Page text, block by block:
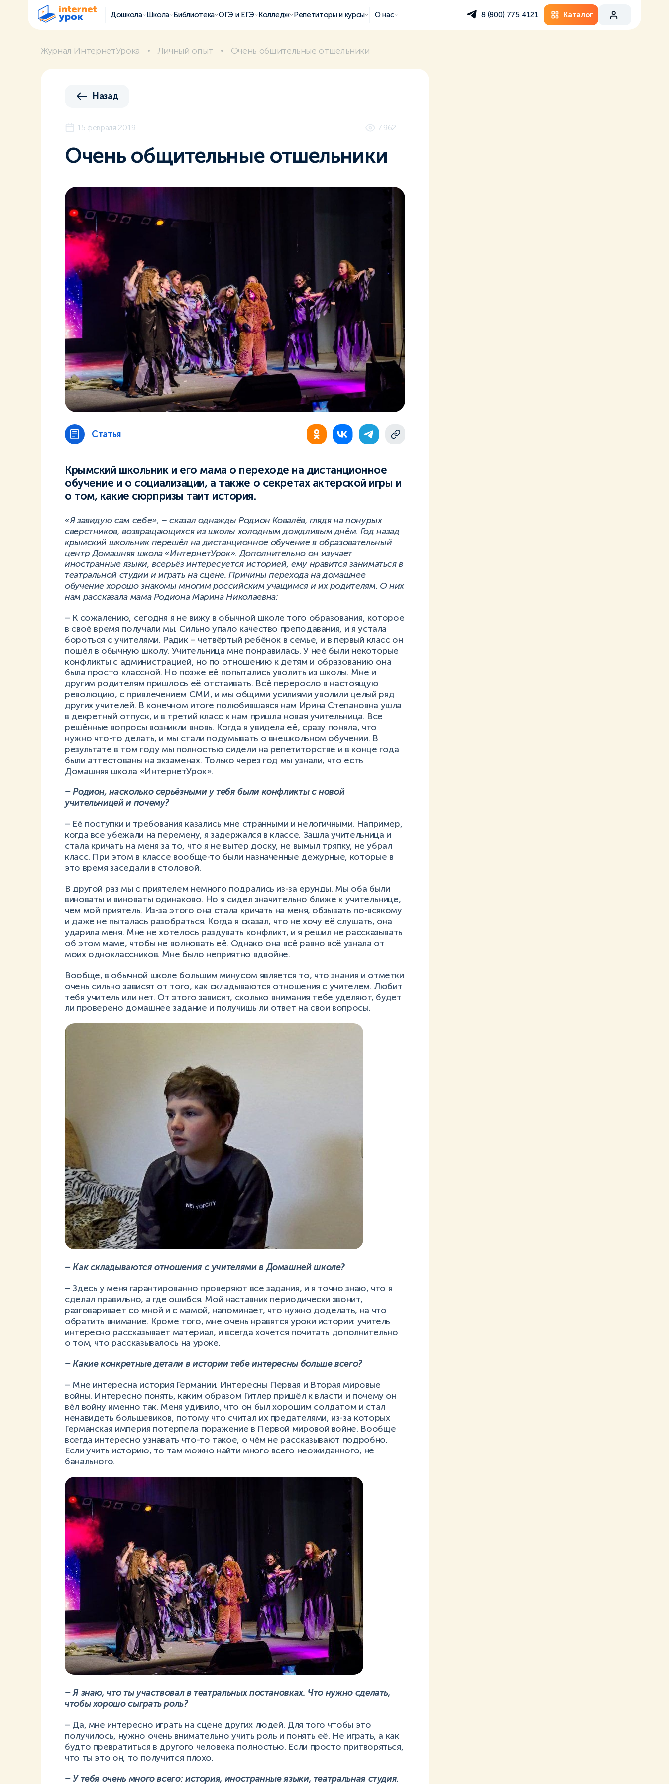
Дошкола Школа Библиотека ОГЭ и ЕГЭ Колледж Репетиторы и курсы О нас 8 (800) 775 4121 Каталог
Журнал ИнтернетУрока Личный опыт Очень общительные отшельники
Назад
15 февраля 2019 7 962
Очень общительные отшельники
Статья
Крымский школьник и его мама о переходе на дистанционное
обучение и о социализации, а также о секретах актерской игры и
о том, какие сюрпризы таит история.
«Я завидую сам себе», – сказал однажды Родион Ковалёв, глядя на понурых
сверстников, возвращающихся из школы холодным дождливым днём. Год назад
крымский школьник перешёл на дистанционное обучение в образовательный
центр Домашняя школа «ИнтернетУрок». Дополнительно он изучает
иностранные языки, всерьёз интересуется историей, ему нравится заниматься в
театральной студии и играть на сцене. Причины перехода на домашнее
обучение хорошо знакомы многим российским учащимся и их родителям. О них
нам рассказала мама Родиона Марина Николаевна:
– К сожалению, сегодня я не вижу в обычной школе того образования, которое
в своё время получали мы. Сильно упало качество преподавания, и я устала
бороться с учителями. Радик – четвёртый ребёнок в семье, и в первый класс он
пошёл в обычную школу. Учительница мне понравилась. У неё были некоторые
конфликты с администрацией, но по отношению к детям и образованию она
была просто классной. Но позже её попытались уволить из школы. Мне и
другим родителям пришлось её отстаивать. Всё переросло в настоящую
революцию, с привлечением СМИ, и мы общими усилиями уволили целый ряд
других учителей. В конечном итоге полюбившаяся нам Ирина Степановна ушла
в декретный отпуск, и в третий класс к нам пришла новая учительница. Все
решённые вопросы возникли вновь. Когда я увидела её, сразу поняла, что
нужно что-то делать, и мы стали подумывать о внешкольном обучении. В
результате в том году мы полностью сидели на репетиторстве и в конце года
были аттестованы на экзаменах. Только через год мы узнали, что есть
Домашняя школа «ИнтернетУрок».
– Родион, насколько серьёзными у тебя были конфликты с новой
учительницей и почему?
– Её поступки и требования казались мне странными и нелогичными. Например,
когда все убежали на перемену, я задержался в классе. Зашла учительница и
стала кричать на меня за то, что я не вытер доску, не вымыл тряпку, не убрал
класс. При этом в классе вообще-то были назначенные дежурные, которые в
это время заседали в столовой.
В другой раз мы с приятелем немного подрались из-за ерунды. Мы оба были
виноваты и виноваты одинаково. Но я сидел значительно ближе к учительнице,
чем мой приятель. Из-за этого она стала кричать на меня, обзывать по-всякому
и даже не пыталась разобраться. Когда я сказал, что не хочу её слушать, она
ударила меня. Мне не хотелось раздувать конфликт, и я решил не рассказывать
об этом маме, чтобы не волновать её. Однако она всё равно всё узнала от
моих одноклассников. Мне было неприятно вдвойне.
Вообще, в обычной школе большим минусом является то, что знания и отметки
очень сильно зависят от того, как складываются отношения с учителем. Любит
тебя учитель или нет. От этого зависит, сколько внимания тебе уделяют, будет
ли проверено домашнее задание и получишь ли ответ на свои вопросы.
– Как складываются отношения с учителями в Домашней школе?
– Здесь у меня гарантированно проверяют все задания, и я точно знаю, что я
сделал правильно, а где ошибся. Мой наставник периодически звонит,
разговаривает со мной и с мамой, напоминает, что нужно доделать, на что
обратить внимание. Кроме того, мне очень нравятся уроки истории: учитель
интересно рассказывает материал, и всегда хочется почитать дополнительно
о том, что рассказывалось на уроке.
– Какие конкретные детали в истории тебе интересны больше всего?
– Мне интересна история Германии. Интересны Первая и Вторая мировые
войны. Интересно понять, каким образом Гитлер пришёл к власти и почему он
вёл войну именно так. Меня удивило, что он был хорошим солдатом и стал
ненавидеть большевиков, потому что считал их предателями, из-за которых
Германская империя потерпела поражение в Первой мировой войне. Вообще
всегда интересно узнавать что-то такое, о чём не рассказывают подробно.
Если учить историю, то там можно найти много всего неожиданного, не
банального.
– Я знаю, что ты участвовал в театральных постановках. Что нужно сделать,
чтобы хорошо сыграть роль?
– Да, мне интересно играть на сцене других людей. Для того чтобы это
получилось, нужно очень внимательно учить роль и понять её. Не играть, а как
будто превратиться в другого человека полностью. Если просто притворяться,
что ты это он, то получится плохо.
– У тебя очень много всего: история, иностранные языки, театральная студия.